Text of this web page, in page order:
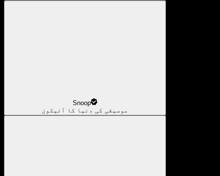
Snoop
موسیقی کی دنیا کا آئیکون